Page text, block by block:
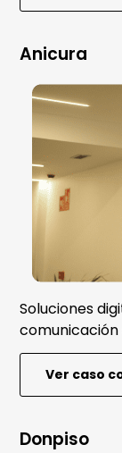
Anicura
Soluciones
Ver caso
Donpiso